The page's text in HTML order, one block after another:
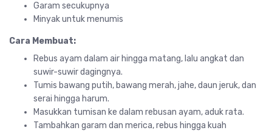
Garam secukupnya
Minyak untuk menumis
Cara Membuat:
Rebus ayam dalam air hingga matang, lalu angkat dan
suwir-suwir dagingnya.
Tumis bawang putih, bawang merah, jahe, daun jeruk, dan
serai hingga harum.
Masukkan tumisan ke dalam rebusan ayam, aduk rata.
Tambahkan garam dan merica, rebus hingga kuah